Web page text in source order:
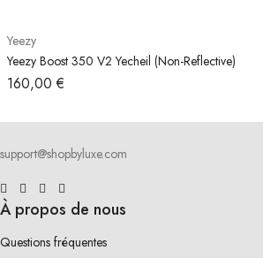
Yeezy
Yeezy Boost 350 V2 Yecheil (Non-Reflective)
160,00€
support@shopbyluxe.com
À propos de nous
Questions fréquentes